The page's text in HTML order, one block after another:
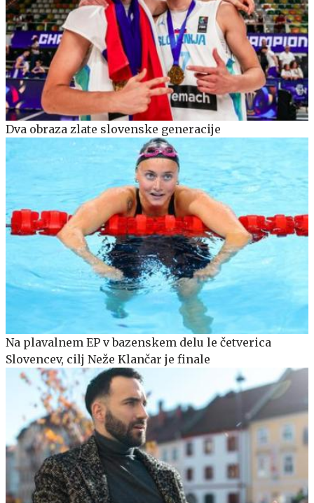
Dva obraza zlate slovenske generacije
Na plavalnem EP v bazenskem delu le četverica
Slovencev, cilj Neže Klančar je finale